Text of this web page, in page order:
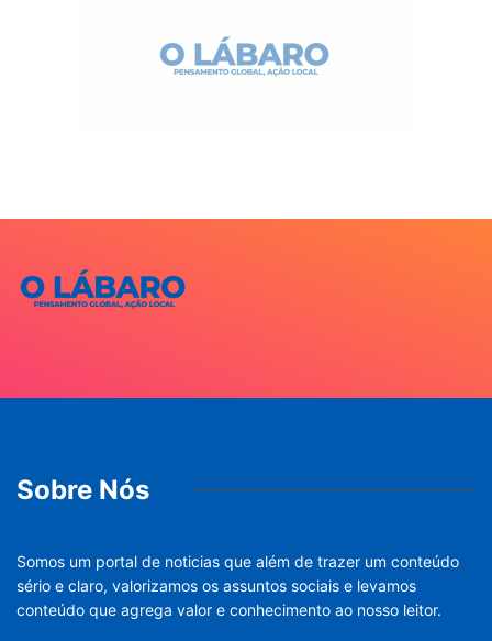
Sobre Nós
Somos um portal de noticias que além de trazer um conteúdo
sério e claro, valorizamos os assuntos sociais e levamos
conteúdo que agrega valor e conhecimento ao nosso leitor.